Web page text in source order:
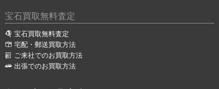
宝石買取無料査定
宝石買取無料査定
宅配・郵送買取方法
ご来社でのお買取方法
出張でのお買取方法